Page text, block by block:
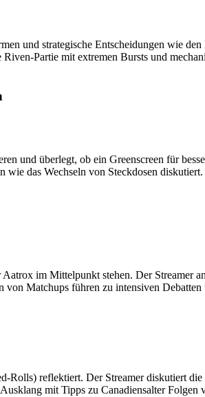
und strategische Entscheidungen wie
Partie mit extremen Bursts und
und überlegt, ob ein Greenscreen für
das Wechseln von Steckdosen
im Mittelpunkt stehen. Der Streamer
Matchups führen zu intensiven
Rolls) reflektiert. Der Streamer diskutiert
mit Tipps zu Canadiensalter